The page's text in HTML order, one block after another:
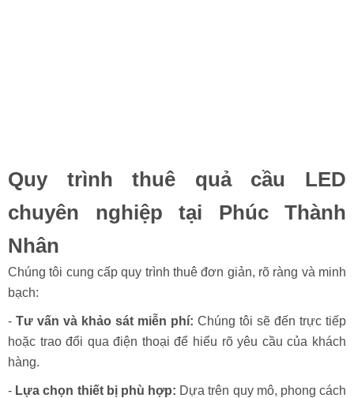
Quy trình thuê quả cầu LED
chuyên nghiệp tại Phúc Thành
Nhân
Chúng tôi cung cấp quy trình thuê đơn giản, rõ ràng và minh
bạch:
Tư vấn và khảo sát miễn phí:Chúng tôi sẽ đến trực tiếp